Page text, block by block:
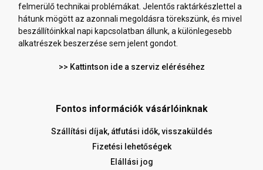
felmerülő technikai problémákat. Jelentős raktárkészlettel a
hátunk mögött az azonnali megoldásra törekszünk, és mivel
beszállítóinkkal napi kapcsolatban állunk, a különlegesebb
alkatrészek beszerzése sem jelent gondot.
>> Kattintson ide a szerviz eléréséhez
Fontos információk vásárlóinknak
Szállítási díjak, átfutási idők, visszaküldés
Fizetési lehetőségek
Elállási jog